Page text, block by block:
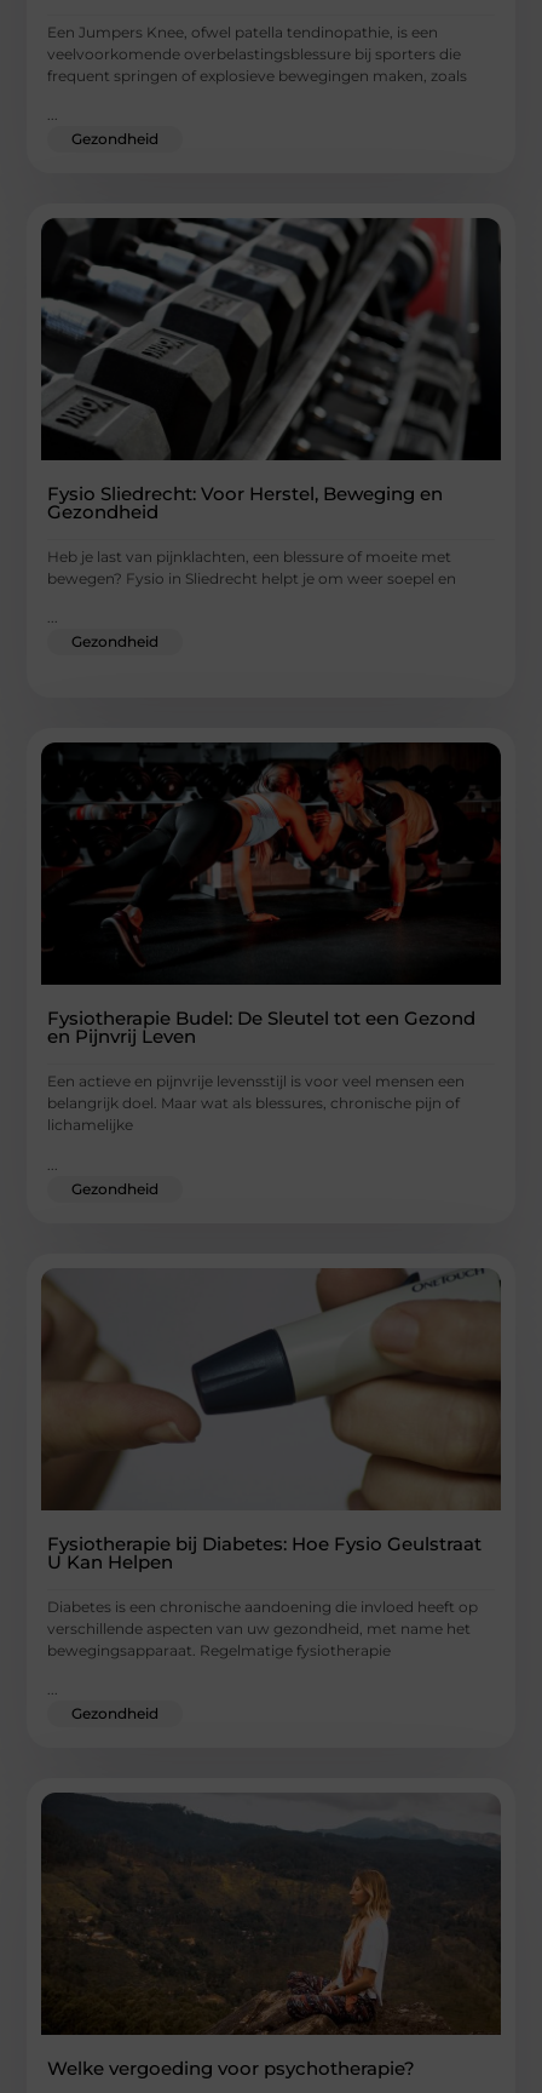
Een Jumpers Knee, ofwel patella tendinopathie, is een
veelvoorkomende overbelastingsblessure bij sporters die
frequent springen of explosieve bewegingen maken, zoals
...
Gezondheid
Fysio Sliedrecht: Voor Herstel, Beweging en
Gezondheid
Heb je last van pijnklachten, een blessure of moeite met
bewegen? Fysio in Sliedrecht helpt je om weer soepel en
...
Gezondheid
Fysiotherapie Budel: De Sleutel tot een Gezond
en Pijnvrij Leven
Een actieve en pijnvrije levensstijl is voor veel mensen een
belangrijk doel. Maar wat als blessures, chronische pijn of
lichamelijke
Gezondheid
Fysiotherapie bij Diabetes: Hoe Fysio Geulstraat
U Kan Helpen
Diabetes is een chronische aandoening die invloed heeft op
verschillende aspecten van uw gezondheid, met name het
bewegingsapparaat. Regelmatige fysiotherapie
...
Gezondheid
Welke vergoeding voor psychotherapie?